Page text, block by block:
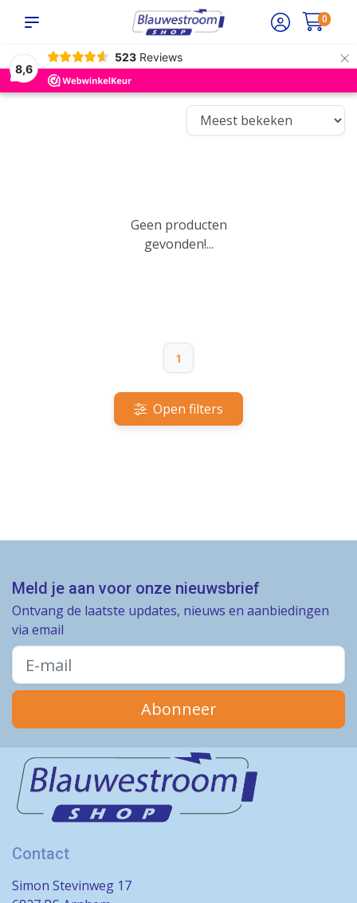
8,6
523 Reviews ×
0
Geen producten
gevonden!...
1
Open filters
Meld je aan voor onze nieuwsbrief
Ontvang de laatste updates, nieuws en aanbiedingen
via email
Abonneer
Contact
Simon Stevinweg 17